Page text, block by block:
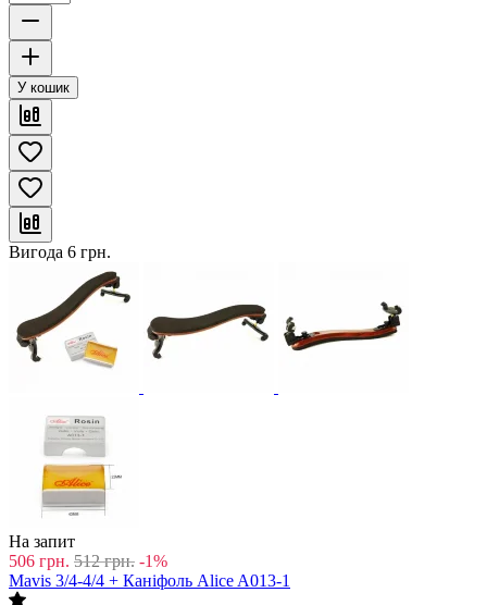
У кошик
Вигода 6 грн.
На запит
506 грн. 512 грн. -1%
Mavis 3/4-4/4 + Каніфоль Alice A013-1